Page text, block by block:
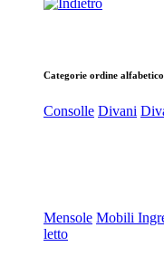
Categorie ordine alfabetico
Consolle Divani
Mensole Mobili
letto